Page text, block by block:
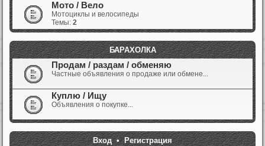
Мото / Вело
Мотоциклы и велосипеды
Темы: 2
БАРАХОЛКА
Продам / раздам / обменяю
Частные объявления о продаже или обмене...
Куплю / Ищу
Объявления о покупке...
Вход•Регистрация